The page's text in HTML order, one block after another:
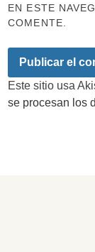
EN ESTE
COMENTE.
Este sitio usa
se procesan los